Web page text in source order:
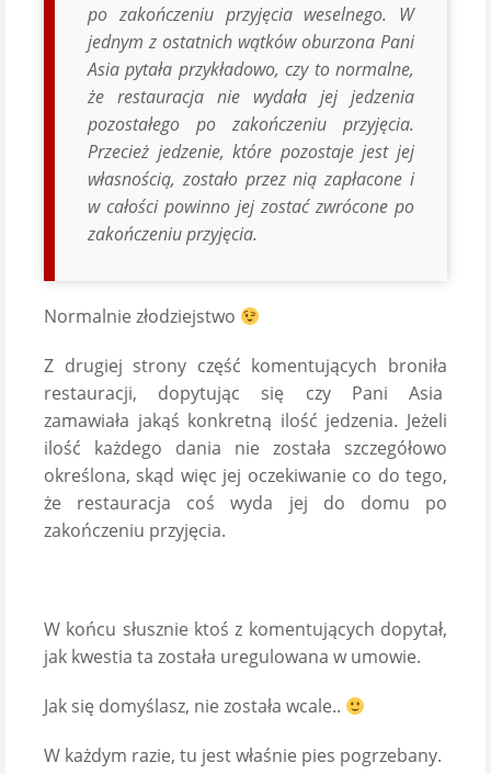
po zakończeniu przyjęcia weselnego. W
jednym z ostatnich wątków oburzona Pani
Asia pytała przykładowo, czy to normalne,
że restauracja nie wydała jej jedzenia
pozostałego po zakończeniu przyjęcia.
Przecież jedzenie, które pozostaje jest jej
własnością, zostało przez nią zapłacone i
w całości powinno jej zostać zwrócone po
zakończeniu przyjęcia.
Normalnie złodziejstwo
Z drugiej strony część komentujących broniła
restauracji, dopytując się czy Pani Asia
zamawiała jakąś konkretną ilość jedzenia. Jeżeli
ilość każdego dania nie została szczegółowo
określona, skąd więc jej oczekiwanie co do tego,
że restauracja coś wyda jej do domu po
zakończeniu przyjęcia.
W końcu słusznie ktoś z komentujących dopytał,
jak kwestia ta została uregulowana w umowie.
Jak się domyślasz, nie została wcale..
W każdym razie, tu jest właśnie pies pogrzebany.